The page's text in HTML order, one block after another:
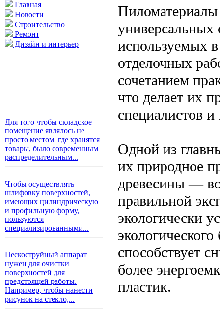
Главная
Новости
Строительство
Ремонт
Дизайн и интерьер
Для того чтобы складское
помещение являлось не
просто местом, где хранятся
товары, было современным
распределительным...
Чтобы осуществлять
шлифовку поверхностей,
имеющих цилиндрическую
и профильную форму,
пользуются
специализированными...
Пескоструйный аппарат
нужен для очистки
поверхностей для
предстоящей работы.
Например, чтобы нанести
рисунок на стекло,...
универсальных
используемых в
отделочных
сочетанием
что делает их
специалистов и
Одной из
их природное
древесины —
правильной
экологически
способствует
более
пластик.